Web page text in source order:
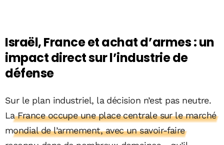
Israël, France et achat d’armes : un
impact direct sur l’industrie de
défense
Sur le plan industriel, la décision n’est pas neutre.
La France occupe une place centrale sur le marché
mondial de l’armement, avec un savoir-faire